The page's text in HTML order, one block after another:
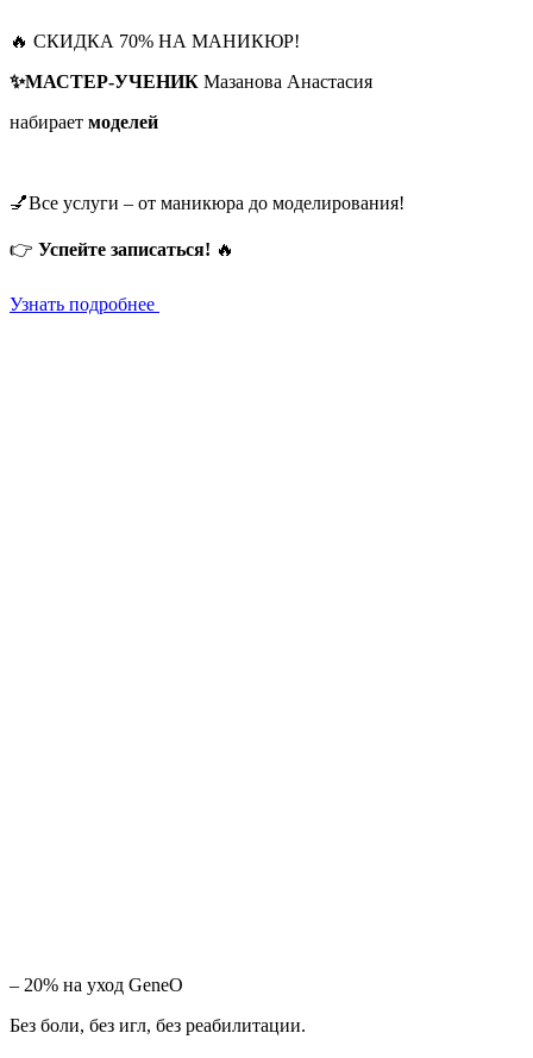
🔥 СКИДКА 70% НА МАНИКЮР!
✨МАСТЕР-УЧЕНИК Мазанова Анастасия
набирает моделей
💅Все услуги – от маникюра до моделирования!
👉 Успейте записаться! 🔥
Узнать подробнее
– 20% на уход GeneO
Без боли, без игл, без реабилитации.